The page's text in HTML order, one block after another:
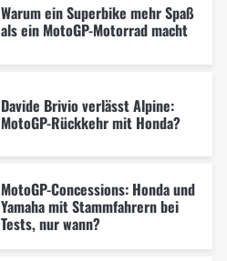
Warum ein Superbike mehr Spaß
als ein MotoGP-Motorrad macht
Davide Brivio verlässt Alpine:
MotoGP-Rückkehr mit Honda?
MotoGP-Concessions: Honda und
Yamaha mit Stammfahrern bei
Tests, nur wann?